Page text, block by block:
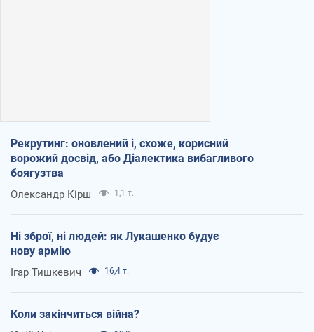
Рекрутинг: оновлений і, схоже, корисний
ворожий досвід, або Діалектика вибагливого
боягузтва
Олександр Кірш 1,1 т.
Ні зброї, ні людей: як Лукашенко будує
нову армію
Ігар Тишкевич 16,4 т.
Коли закінчиться війна?